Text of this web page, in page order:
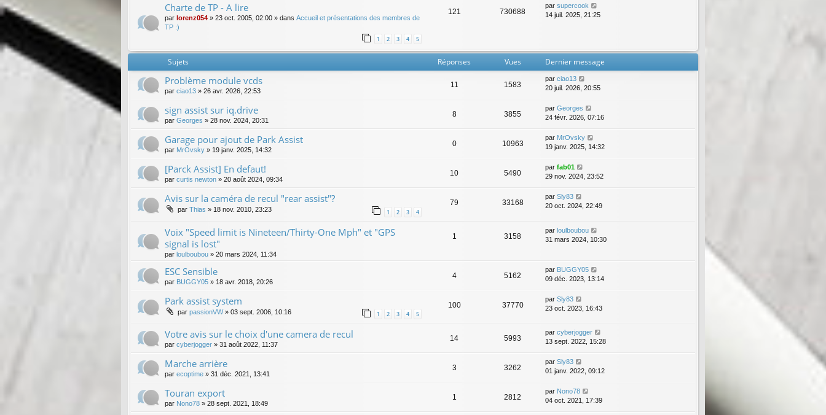
Charte de TP - A lire
par lorenz054 » 23 oct. 2005, 02:00 » dans Accueil et présentations des membres de
TP :)
1 2 3 4 5
121 730688
par supercook
14 juil. 2025, 21:25
Sujets Réponses Vues Dernier message
Problème module vcds
par ciao13 » 26 avr. 2026, 22:53
11 1583
par ciao13
20 juil. 2026, 20:55
sign assist sur iq.drive
par Georges » 28 nov. 2024, 20:31
8 3855
par Georges
24 févr. 2026, 07:16
Garage pour ajout de Park Assist
par MrOvsky » 19 janv. 2025, 14:32
0 10963
par MrOvsky
19 janv. 2025, 14:32
[Parck Assist] En defaut!
par curtis newton » 20 août 2024, 09:34
10 5490
par fab01
29 nov. 2024, 23:52
Avis sur la caméra de recul "rear assist"?
par Thias » 18 nov. 2010, 23:23 1 2 3 4
79 33168
par Sly83
20 oct. 2024, 22:49
Voix "Speed limit is Nineteen/Thirty-One Mph" et "GPS
signal is lost"
par loulboubou » 20 mars 2024, 11:34
1 3158
par loulboubou
31 mars 2024, 10:30
ESC Sensible
par BUGGY05 » 18 avr. 2018, 20:26
4 5162
par BUGGY05
09 déc. 2023, 13:14
Park assist system
par passionVW» 03 sept. 2006, 10:16 1 2 3 4 5
100 37770
par Sly83
23 oct. 2023, 16:43
Votre avis sur le choix d'une camera de recul
par cyberjogger » 31 août 2022, 11:37
14 5993
par cyberjogger
13 sept. 2022, 15:28
Marche arrière
par ecoptime » 31 déc. 2021, 13:41
3 3262
par Sly83
01 janv. 2022, 09:12
Touran export
par Nono78 » 28 sept. 2021, 18:49
1 2812
par Nono78
04 oct. 2021, 17:39